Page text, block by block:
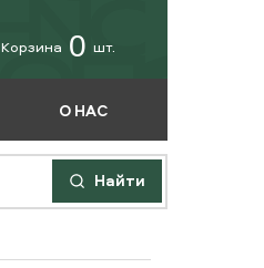
Корзина 0 шт.
О НАС
Найти